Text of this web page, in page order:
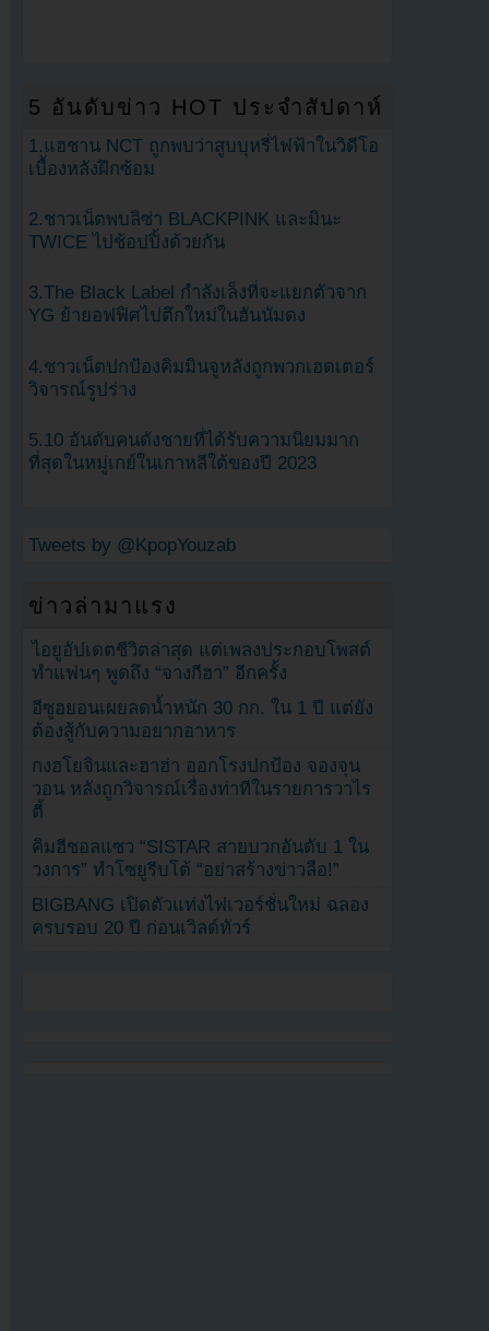
5 อันดับข่าว HOT ประจำสัปดาห์
1.แฮชาน NCT ถูกพบว่าสูบบุหรี่ไฟฟ้าในวิดีโอ
เบื้องหลังฝึกซ้อม
2.ชาวเน็ตพบลิซ่า BLACKPINK และมินะ
TWICE ไปช้อปปิ้งด้วยกัน
3.The Black Label กำลังเล็งที่จะแยกตัวจาก
YG ย้ายอฟฟิศไปตึกใหม่ในฮันนัมดง
4.ชาวเน็ตปกป้องคิมมินจูหลังถูกพวกเฮดเตอร์
วิจารณ์รูปร่าง
5.10 อันดับคนดังชายที่ได้รับความนิยมมาก
ที่สุดในหมู่เกย์ในเกาหลีใต้ของปี 2023
Tweets by @KpopYouzab
ข่าวล่ามาแรง
ไอยูอัปเดตชีวิตล่าสุด แต่เพลงประกอบโพสต์
ทำแฟนๆ พูดถึง “จางกีฮา” อีกครั้ง
อีซูฮยอนเผยลดน้ำหนัก 30 กก. ใน 1 ปี แต่ยัง
ต้องสู้กับความอยากอาหาร
กงฮโยจินและฮาฮ่า ออกโรงปกป้อง จองจุน
วอน หลังถูกวิจารณ์เรื่องท่าทีในรายการวาไร
ตี้
คิมฮีชอลแซว “SISTAR สายบวกอันดับ 1 ใน
วงการ” ทำโซยูรีบโต้ “อย่าสร้างข่าวลือ!”
BIGBANG เปิดตัวแท่งไฟเวอร์ชั่นใหม่ ฉลอง
ครบรอบ 20 ปี ก่อนเวิลด์ทัวร์